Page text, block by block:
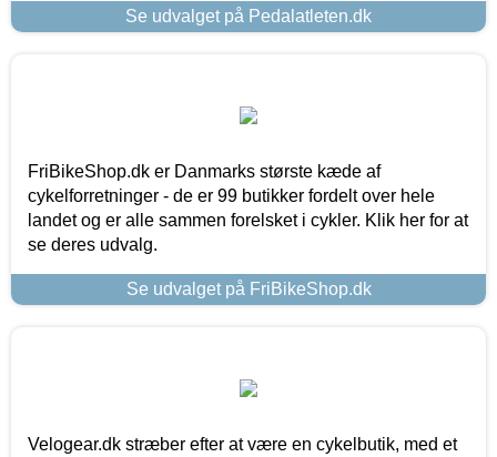
Se udvalget på Pedalatleten.dk
FriBikeShop.dk er Danmarks største kæde af
cykelforretninger - de er 99 butikker fordelt over hele
landet og er alle sammen forelsket i cykler. Klik her for at
se deres udvalg.
Se udvalget på FriBikeShop.dk
Velogear.dk stræber efter at være en cykelbutik, med et